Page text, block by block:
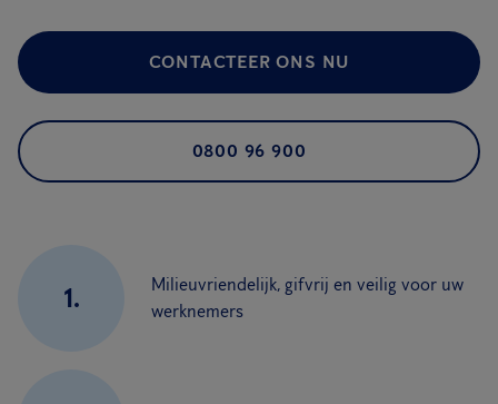
CONTACTEER ONS NU
0800 96 900
1.
Milieuvriendelijk, gifvrij en veilig voor uw
werknemers